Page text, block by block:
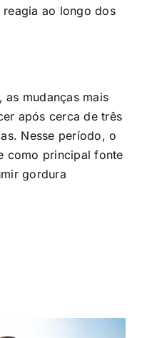
ao longo dos
as mudanças mais
após cerca de três
Nesse período, o
como principal fonte
gordura